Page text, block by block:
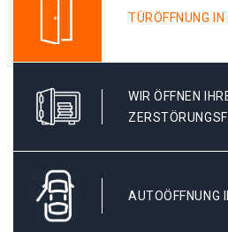
TÜRÖFFNUNG
WIR ÖFFNEN
AUTOÖFFNUNG